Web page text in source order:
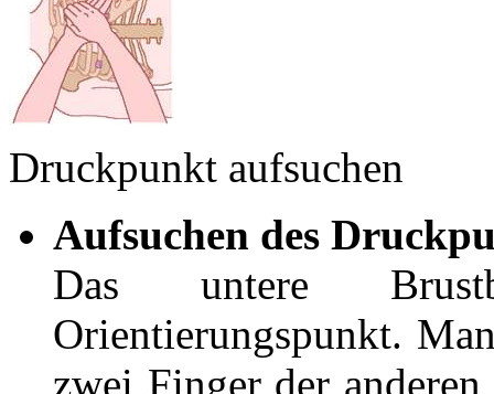
Druckpunkt aufsuchen
Aufsuchen des
Das untere
Orientierungspunkt.
zwei Finger der